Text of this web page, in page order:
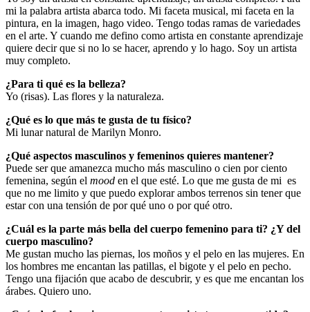
mi la palabra artista abarca todo. Mi faceta musical, mi faceta en la
pintura, en la imagen, hago video. Tengo todas ramas de variedades
en el arte. Y cuando me defino como artista en constante aprendizaje
quiere decir que si no lo se hacer, aprendo y lo hago. Soy un artista
muy completo.
¿Para ti qué es la belleza?
Yo (risas). Las flores y la naturaleza.
¿Qué es lo que más te gusta de tu físico?
Mi lunar natural de Marilyn Monro.
¿Qué aspectos masculinos y femeninos quieres mantener?
Puede ser que amanezca mucho más masculino o cien por ciento
femenina, según el mood en el que esté. Lo que me gusta de mi es
que no me limito y que puedo explorar ambos terrenos sin tener que
estar con una tensión de por qué uno o por qué otro.
¿Cuál es la parte más bella del cuerpo femenino para ti? ¿Y del
cuerpo masculino?
Me gustan mucho las piernas, los moños y el pelo en las mujeres. En
los hombres me encantan las patillas, el bigote y el pelo en pecho.
Tengo una fijación que acabo de descubrir, y es que me encantan los
árabes. Quiero uno.